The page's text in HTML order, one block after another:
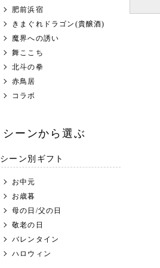
肥前浜宿
きまぐれドラゴン(貴醸酒)
魔界への誘い
舞ここち
北斗の拳
赤鳥居
コラボ
シーンから選ぶ
シーン別ギフト
お中元
お歳暮
母の日/父の日
敬老の日
バレンタイン
ハロウィン